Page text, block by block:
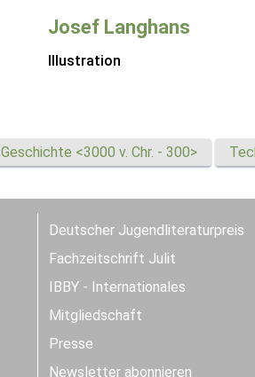
Josef Langhans
Illustration
Geschichte <3000 v. Chr. - 300>
Deutscher Jugendliteraturpreis
Fachzeitschrift Julit
IBBY - Internationales
Mitgliedschaft
Presse
Newsletter abonnieren